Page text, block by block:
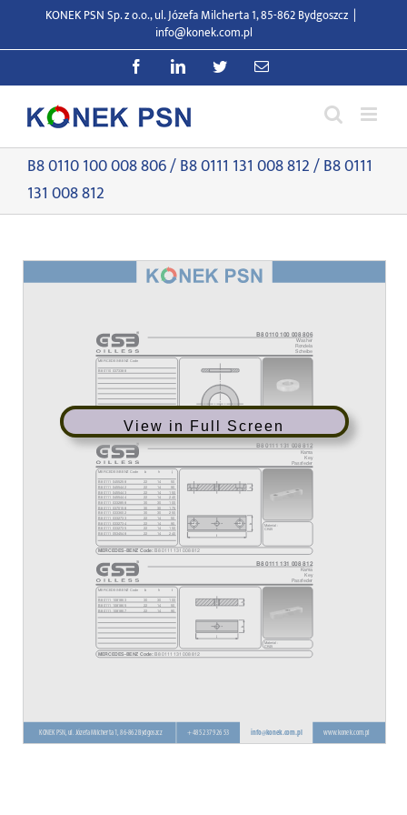
zawartości
KONEK PSN Sp. z o.o., ul. Józefa Milcherta 1, 85-862 Bydgoszcz |
info@konek.com.pl
FacebookLinkedInTwitterE-
B8 0110 100 008 806 / B8 0111 131 008 812 / B8 0111
131 008 812
View in Full Screen